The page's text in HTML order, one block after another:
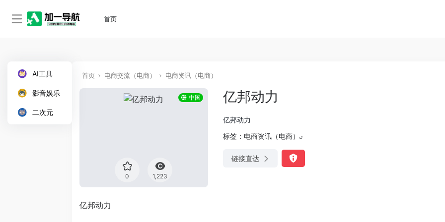
首页
AI工具
影音娱乐
二次元
首页 电商交流（电商） 电商资讯（电商）
中国
0 1,223
亿邦动力
亿邦动力
标签： 电商资讯（电商）
链接直达
亿邦动力